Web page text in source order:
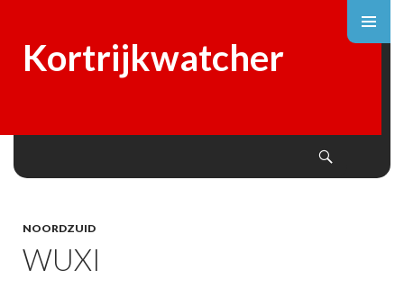
Kortrijkwatcher
NOORDZUID
WUXI